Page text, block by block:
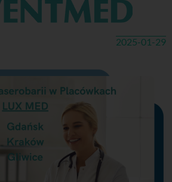
2025-01-29